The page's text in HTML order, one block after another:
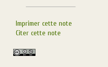
Imprimer cette note
Citer cette note